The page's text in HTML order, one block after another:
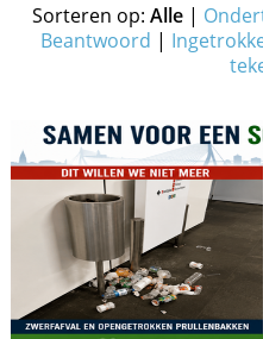
Sorteren op: Alle|
Beantwoord |